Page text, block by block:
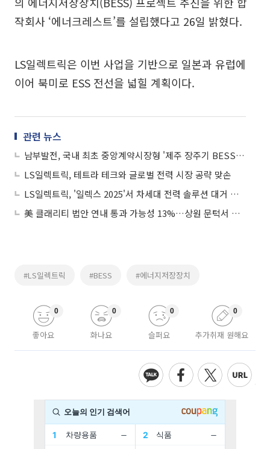
작회사 ‘에너크레스트’를 설립했다고 26일 밝혔다.
LS일렉트릭은 이번 사업을 기반으로 일본과 유럽에
이어 북미로 ESS 전선을 넓힐 계획이다.
관련 뉴스
남부발전, 국내 최초 중앙계약시장형 '제주 장주기 BESS' 착공
LS일렉트릭, 테트라 테크와 글로벌 전력 시장 공략 맞손
LS일렉트릭, '일렉스 2025'서 차세대 전력 솔루션 대거 공개
美 클래리티 법안 연내 통과 가능성 13%…상원 문턱서 제동
#LS일렉트릭 #BESS #에너지저장장치
좋아요
0
화나요
0
슬퍼요
0
추가취재 원해요
0